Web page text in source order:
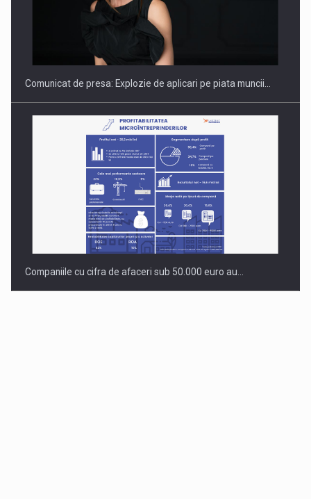
PUTTING ROMANIAN CORPORATE COMPANIES ON THE
INTERNATIONAL BUSINESS SCENE
Comunicat de presa: Explozie de aplicari pe piata muncii…
Companiile cu cifra de afaceri sub 50.000 euro au…